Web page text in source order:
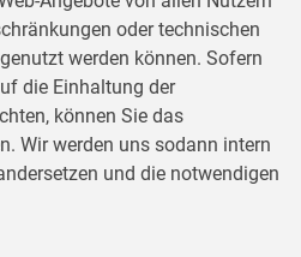
oder technischen
werden können. Sofern
die Einhaltung der
können Sie das
Wir werden uns sodann intern
und die notwendigen